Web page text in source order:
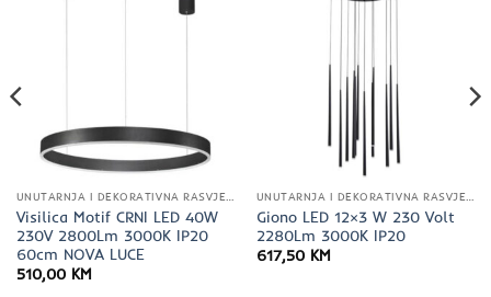
UNUTARNJA I DEKORATIVNA RASVJETA
Visilica Motif CRNI LED 40W
230V 2800Lm 3000K IP20
60cm NOVA LUCE
510,00 KM
UNUTARNJA I DEKORATIVNA RASVJETA
Giono LED 12×3 W 230 Volt
2280Lm 3000K IP20
617,50 KM